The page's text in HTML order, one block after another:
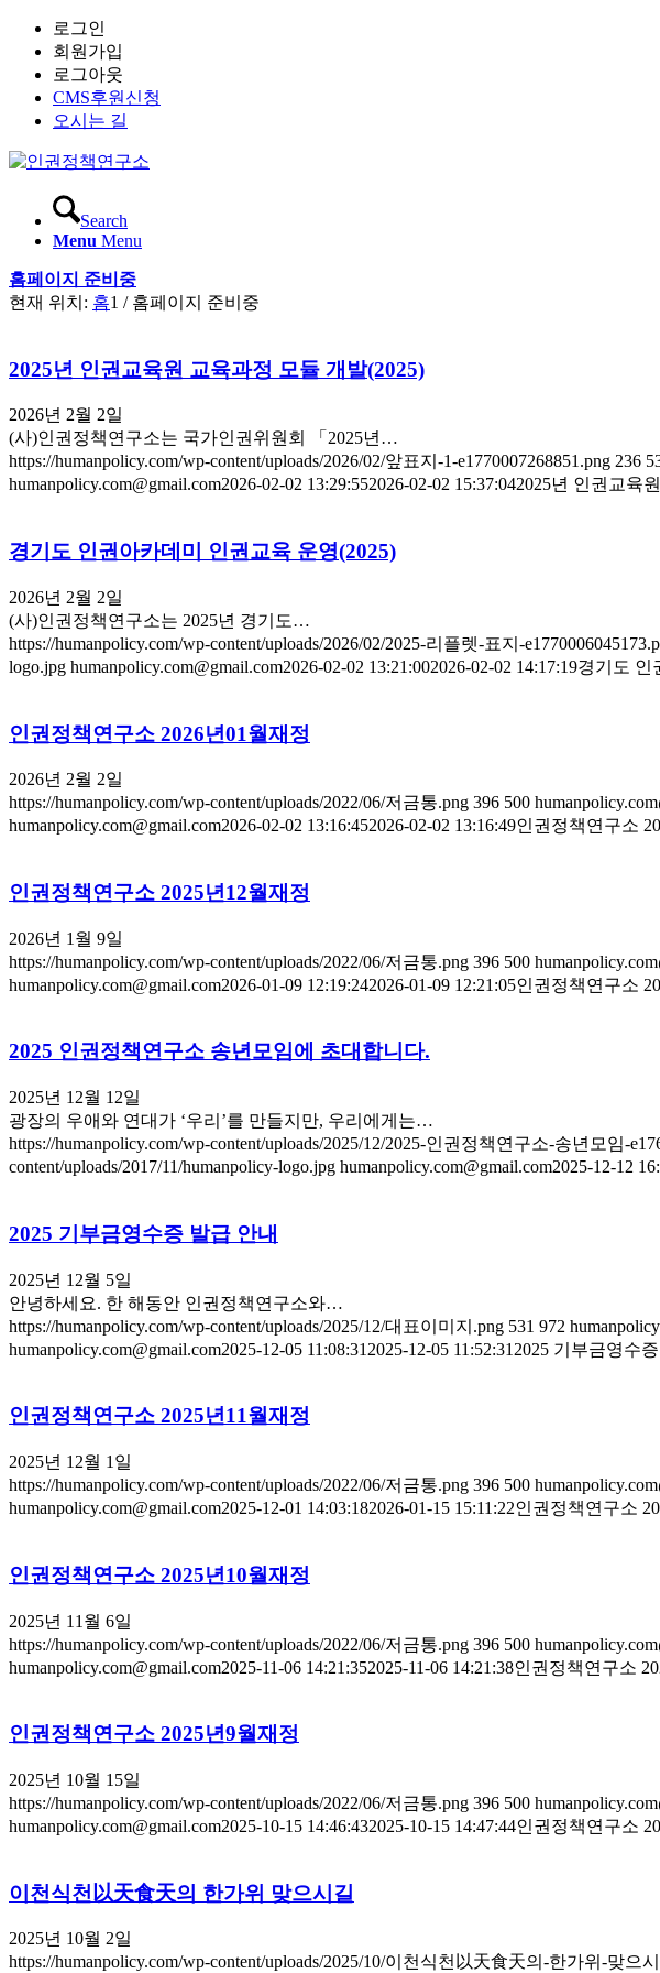
로그인
회원가입
로그아웃
CMS후원신청
오시는 길
Search
Menu Menu
홈페이지 준비중
현재 위치: 홈1 / 홈페이지 준비중
2025년 인권교육원 교육과정 모듈 개발(2025)
2026년 2월 2일
(사)인권정책연구소는 국가인권위원회 「2025년…
https://humanpolicy.com/wp-content/uploads/2026/02/앞표지-1-e1770007268851.png 236
humanpolicy.com@gmail.com2026-02-02 13:29:552026-02-02 15:37:042025년 인권교육
경기도 인권아카데미 인권교육 운영(2025)
2026년 2월 2일
(사)인권정책연구소는 2025년 경기도…
https://humanpolicy.com/wp-content/uploads/2026/02/2025-리플렛-표지-
logo.jpg humanpolicy.com@gmail.com2026-02-02 13:21:002026-02-02 14:17:19경기도 인
인권정책연구소 2026년01월재정
2026년 2월 2일
https://humanpolicy.com/wp-content/uploads/2022/06/저금통.png 396 500
humanpolicy.com@gmail.com2026-02-02 13:16:452026-02-02 13:16:49인권정책연구소
인권정책연구소 2025년12월재정
2026년 1월 9일
https://humanpolicy.com/wp-content/uploads/2022/06/저금통.png 396 500
humanpolicy.com@gmail.com2026-01-09 12:19:242026-01-09 12:21:05인권정책연구소
2025 인권정책연구소 송년모임에 초대합니다.
2025년 12월 12일
광장의 우애와 연대가 ‘우리’를 만들지만, 우리에게는…
https://humanpolicy.com/wp-content/uploads/2025/12/2025-인권정책연구소-송년모임-
content/uploads/2017/11/humanpolicy-logo.jpg humanpolicy.com@gmail.com2025-12-12
2025 기부금영수증 발급 안내
2025년 12월 5일
안녕하세요. 한 해동안 인권정책연구소와…
https://humanpolicy.com/wp-content/uploads/2025/12/대표이미지.png 531 972
humanpolicy.com@gmail.com2025-12-05 11:08:31 2025-12-05 11:52:31 2025 기부금영수
인권정책연구소 2025년11월재정
2025년 12월 1일
https://humanpolicy.com/wp-content/uploads/2022/06/저금통.png 396 500
humanpolicy.com@gmail.com2025-12-01 14:03:182026-01-15 15:11:22인권정책연구소
인권정책연구소 2025년10월재정
2025년 11월 6일
https://humanpolicy.com/wp-content/uploads/2022/06/저금통.png 396 500
humanpolicy.com@gmail.com2025-11-06 14:21:352025-11-06 14:21:38인권정책연구소
인권정책연구소 2025년9월재정
2025년 10월 15일
https://humanpolicy.com/wp-content/uploads/2022/06/저금통.png 396 500
humanpolicy.com@gmail.com2025-10-15 14:46:432025-10-15 14:47:44인권정책연구소
이천식천以天食天의 한가위 맞으시길
2025년 10월 2일
https://humanpolicy.com/wp-content/uploads/2025/10/이천식천以天食天의-한가위-맞으